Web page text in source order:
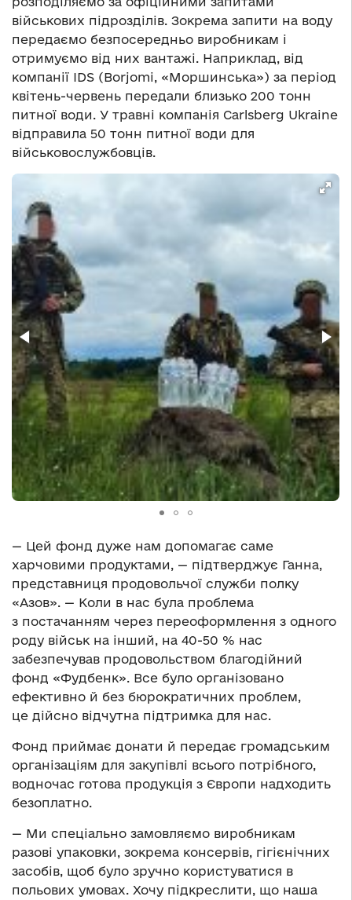
військових підрозділів. Зокрема запити на воду
передаємо безпосередньо виробникам і
отримуємо від них вантажі. Наприклад, від
компанії IDS (Borjomi, «Моршинська») за період
квітень-червень передали близько 200 тонн
питної води. У травні компанія Carlsberg Ukraine
відправила 50 тонн питної води для
військовослужбовців.
— Цей фонд дуже нам допомагає саме
харчовими продуктами, — підтверджує Ганна,
представниця продовольчої служби полку
«Азов». — Коли в нас була проблема
з постачанням через переоформлення з одного
роду військ на інший, на 40-50 % нас
забезпечував продовольством благодійний
фонд «Фудбенк». Все було організовано
ефективно й без бюрократичних проблем,
це дійсно відчутна підтримка для нас.
Фонд приймає донати й передає громадським
організаціям для закупівлі всього потрібного,
водночас готова продукція з Європи надходить
безоплатно.
— Ми спеціально замовляємо виробникам
разові упаковки, зокрема консервів, гігієнічних
засобів, щоб було зручно користуватися в
польових умовах. Хочу підкреслити, що наша